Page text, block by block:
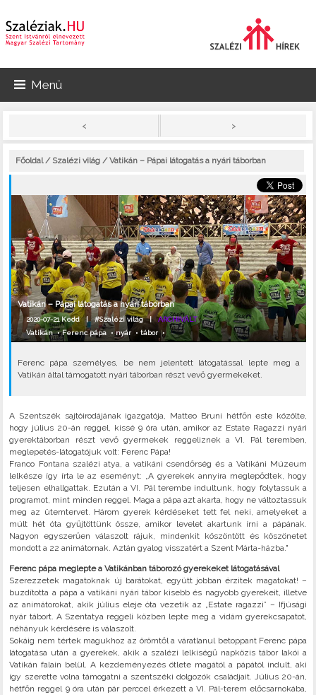
Menü
< >
Főoldal/ Szalézi világ / Vatikán – Pápai látogatás a nyári táborban
Vatikán – Pápai látogatás a nyári táborban
2020-07-21 Kedd |#Szalézi világ|ARCHIVÁLT
Vatikán•Ferenc pápa •nyár•tábor•
Ferenc pápa személyes, be nem jelentett látogatással lepte meg a
Vatikán által támogatott nyári táborban részt vevő gyermekeket.
A Szentszék sajtóirodájának igazgatója, Matteo Bruni hétfőn este közölte,
hogy július 20-án reggel, kissé 9 óra után, amikor az Estate Ragazzi nyári
gyerektáborban részt vevő gyermekek reggeliznek a VI. Pál teremben,
meglepetés-látogatójuk volt: Ferenc Pápa!
Franco Fontana szalézi atya, a vatikáni csendőrség és a Vatikáni Múzeum
lelkésze így írta le az eseményt: „A gyerekek annyira meglepődtek, hogy
teljesen elhallgattak. Ezután a VI. Pál terembe indultunk, hogy folytassuk a
programot, mint minden reggel. Maga a pápa azt akarta, hogy ne változtassuk
meg az ütemtervet. Három gyerek kérdéseket tett fel neki, amelyeket a
múlt hét óta gyűjtöttünk össze, amikor levelet akartunk írni a pápának.
Nagyon egyszerűen válaszolt rájuk, mindenkit köszöntött és köszönetet
mondott a 22 animátornak. Aztán gyalog visszatért a Szent Márta-házba."
Ferenc pápa meglepte a Vatikánban táborozó gyerekeket látogatásával
Szerezzetek magatoknak új barátokat, együtt jobban érzitek magatokat! –
buzdította a pápa a vatikáni nyári tábor kisebb és nagyobb gyerekeit, illetve
az animátorokat, akik július eleje óta vezetik az „Estate ragazzi” – Ifjúsági
nyár tábort. A Szentatya reggeli közben lepte meg a vidám gyerekcsapatot,
néhányuk kérdésére is válaszolt.
Sokáig nem tértek magukhoz az örömtől a váratlanul betoppant Ferenc pápa
látogatása után a gyerekek, akik a szalézi lelkiségű napközis tábor lakói a
Vatikán falain belül. A kezdeményezés ötlete magától a pápától indult, aki
így szerette volna támogatni a szentszéki dolgozók családjait. Július 20-án,
hétfőn reggel 9 óra után pár perccel érkezett a VI. Pál-terem előcsarnokába,